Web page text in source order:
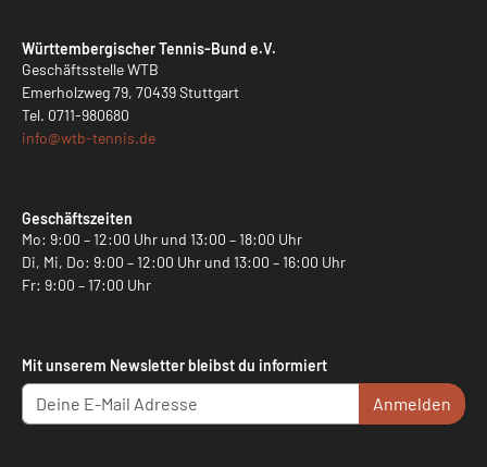
Württembergischer Tennis-Bund e.V.
Geschäftsstelle WTB
Emerholzweg 79, 70439 Stuttgart
Tel. 0711-980680
info@wtb-tennis.de
Geschäftszeiten
Mo: 9:00 – 12:00 Uhr und 13:00 – 18:00 Uhr
Di, Mi, Do: 9:00 – 12:00 Uhr und 13:00 – 16:00 Uhr
Fr: 9:00 – 17:00 Uhr
Mit unserem Newsletter bleibst du informiert
Anmelden